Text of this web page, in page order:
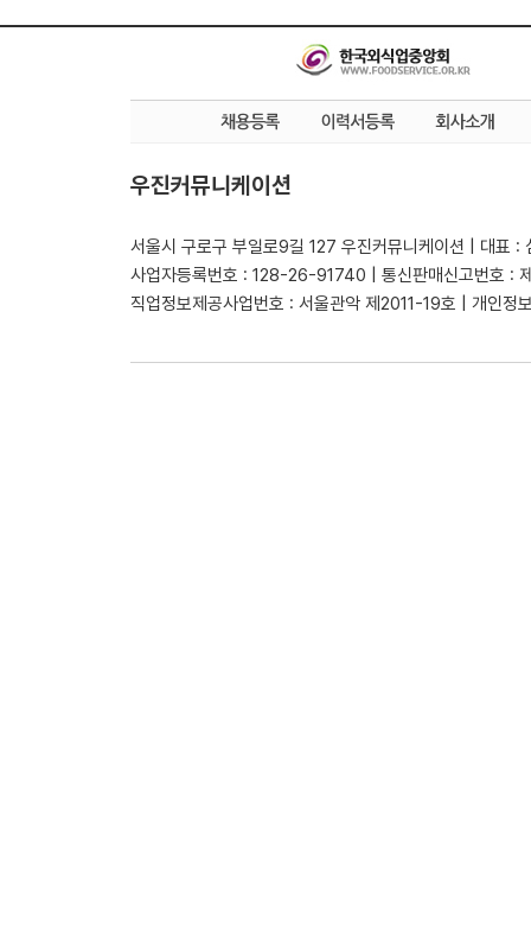
우진커뮤니케이션
서울시 구로구 부일로9길 127 우진커뮤니케이션 | 대표 :
사업자등록번호 : 128-26-91740 | 통신판매신고번호 :
직업정보제공사업번호 : 서울관악 제2011-19호 | 개인정